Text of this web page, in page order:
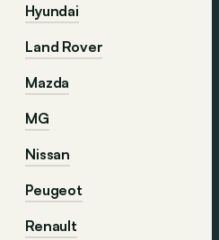
Hyundai
Land Rover
Mazda
MG
Nissan
Peugeot
Renault